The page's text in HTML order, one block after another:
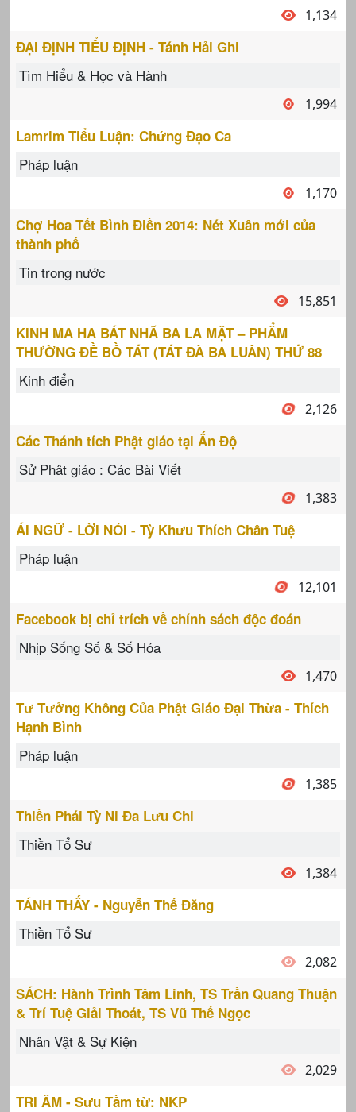
1,134
ĐẠI ĐỊNH TIỂU ĐỊNH - Tánh Hải Ghi
Tìm Hiểu & Học và Hành
1,994
Lamrim Tiểu Luận: Chứng Đạo Ca
Pháp luận
1,170
Chợ Hoa Tết Bình Điền 2014: Nét Xuân mới của
thành phố
Tin trong nước
15,851
KINH MA HA BÁT NHÃ BA LA MẬT – PHẨM
THƯỜNG ĐỀ BỒ TÁT (TÁT ĐÀ BA LUÂN) THỨ 88
Kinh điển
2,126
Các Thánh tích Phật giáo tại Ấn Độ
Sử Phât giáo : Các Bài Viết
1,383
ÁI NGỮ - LỜI NÓI - Tỳ Khưu Thích Chân Tuệ
Pháp luận
12,101
Facebook bị chỉ trích về chính sách độc đoán
Nhịp Sống Số & Số Hóa
1,470
Tư Tưởng Không Của Phật Giáo Đại Thừa - Thích
Hạnh Bình
Pháp luận
1,385
Thiền Phái Tỳ Ni Đa Lưu Chi
Thiền Tổ Sư
1,384
TÁNH THẤY - Nguyễn Thế Đăng
Thiền Tổ Sư
2,082
SÁCH: Hành Trình Tâm Linh, TS Trần Quang Thuận
& Trí Tuệ Giải Thoát, TS Vũ Thế Ngọc
Nhân Vật & Sự Kiện
2,029
TRI ÂM - Sưu Tầm từ: NKP